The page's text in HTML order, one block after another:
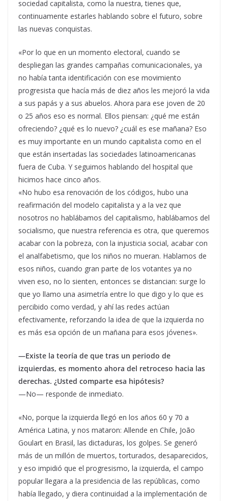
sociedad capitalista, como la nuestra, tienes que,
continuamente estarles hablando sobre el futuro, sobre
las nuevas conquistas.
«Por lo que en un momento electoral, cuando se
despliegan las grandes campañas comunicacionales, ya
no había tanta identificación con ese movimiento
progresista que hacía más de diez años les mejoró la vida
a sus papás y a sus abuelos. Ahora para ese joven de 20
o 25 años eso es normal. Ellos piensan: ¿qué me están
ofreciendo? ¿qué es lo nuevo? ¿cuál es ese mañana? Eso
es muy importante en un mundo capitalista como en el
que están insertadas las sociedades latinoamericanas
fuera de Cuba. Y seguimos hablando del hospital que
hicimos hace cinco años.
«No hubo esa renovación de los códigos, hubo una
reafirmación del modelo capitalista y a la vez que
nosotros no hablábamos del capitalismo, hablábamos del
socialismo, que nuestra referencia es otra, que queremos
acabar con la pobreza, con la injusticia social, acabar con
el analfabetismo, que los niños no mueran. Hablamos de
esos niños, cuando gran parte de los votantes ya no
viven eso, no lo sienten, entonces se distancian: surge lo
que yo llamo una asimetría entre lo que digo y lo que es
percibido como verdad, y ahí las redes actúan
efectivamente, reforzando la idea de que la izquierda no
es más esa opción de un mañana para esos jóvenes».
—Existe la teoría de que tras un periodo de
izquierdas, es momento ahora del retroceso hacia las
derechas. ¿Usted comparte esa hipótesis?
—No— responde de inmediato.
«No, porque la izquierda llegó en los años 60 y 70 a
América Latina, y nos mataron: Allende en Chile, João
Goulart en Brasil, las dictaduras, los golpes. Se generó
más de un millón de muertos, torturados, desaparecidos,
y eso impidió que el progresismo, la izquierda, el campo
popular llegara a la presidencia de las repúblicas, como
había llegado, y diera continuidad a la implementación de